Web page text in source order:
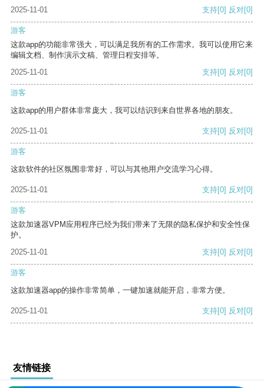
2025-11-01
支持[0] 反对[0]
游客
这款app的功能非常强大，可以满足我所有的工作需求。我可以使用它来
编辑文档、制作演示文稿、管理日程安排等。
2025-11-01
支持[0] 反对[0]
游客
这款app的用户群体非常庞大，我可以结识到来自世界各地的朋友。
2025-11-01 支持[0] 反对[0]
游客
这款软件的社区氛围非常好，可以与其他用户交流学习心得。
2025-11-01 支持[0] 反对[0]
游客
这款加速器VPM应用程序已经为我们带来了无限的隐私保护和安全性保
护。
2025-11-01
支持[0] 反对[0]
游客
这款加速器app的操作非常简单，一键加速就能开启，非常方便。
2025-11-01 支持[0] 反对[0]
友情链接